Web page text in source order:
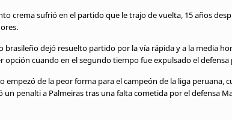
crema sufrió en el partido que le trajo de vuelta, 15 años
brasileño dejó resuelto partido por la vía rápida y a la media
opción cuando en el segundo tiempo fue expulsado el defensa
empezó de la peor forma para el campeón de la liga peruana,
un penalti a Palmeiras tras una falta cometida por el defensa